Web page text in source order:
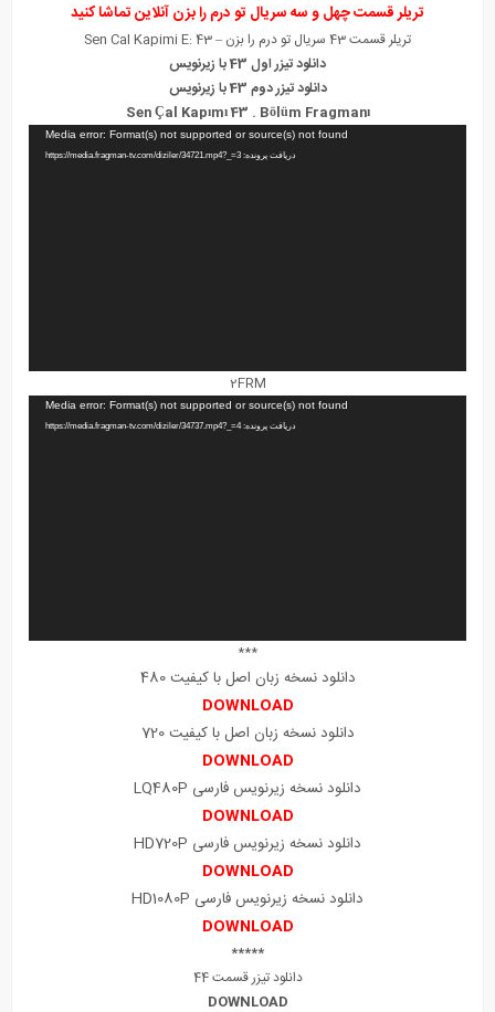
تریلر قسمت چهل و سه سریال تو درم را بزن آنلاین تماشا کنید
تریلر قسمت 43 سریال تو درم را بزن – Sen Cal Kapimi E: 43
دانلود تیزر اول 43 با زیرنویس
دانلود تیزر دوم 43 با زیرنویس
Sen Çal Kapımı 43 . Bölüm Fragmanı
Media error: Format(s) not supported or source(s) not found
دریافت پرونده: https://media.fragman-tv.com/diziler/34721.mp4?_=3
2FRM
Media error: Format(s) not supported or source(s) not found
دریافت پرونده: https://media.fragman-tv.com/diziler/34737.mp4?_=4
***
دانلود نسخه زبان اصل با کیفیت 480
DOWNLOAD
دانلود نسخه زبان اصل با کیفیت 720
DOWNLOAD
دانلود نسخه زیرنویس فارسی LQ480P
DOWNLOAD
دانلود نسخه زیرنویس فارسی HD720P
DOWNLOAD
دانلود نسخه زیرنویس فارسی HD1080P
DOWNLOAD
*****
دانلود تیزر قسمت 44
DOWNLOAD